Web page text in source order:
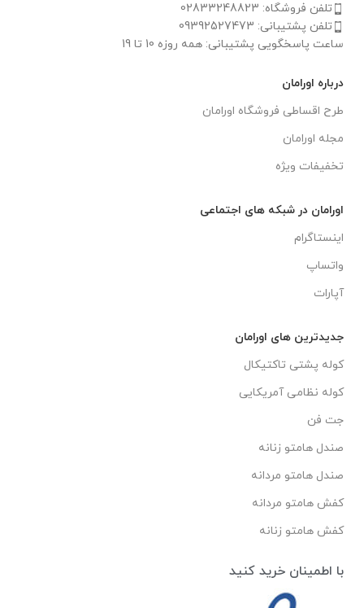
تلفن فروشگاه: 02833248823
تلفن پشتیبانی: 09392527473
ساعت پاسخگویی پشتیبانی: همه روزه 10 تا 19
درباره اورامان
طرح اقساطی فروشگاه اورامان
مجله اورامان
تخفیفات ویژه
اورامان در شبکه های اجتماعی
اینستاگرام
واتساپ
آپارات
جدیدترین های اورامان
کوله پشتی تاکتیکال
کوله نظامی آمریکایی
جت فن
صندل هامتو زنانه
صندل هامتو مردانه
کفش هامتو مردانه
کفش هامتو زنانه
با اطمینان خرید کنید